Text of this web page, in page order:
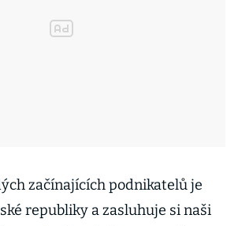
začínajících podnikatelů je
republiky a zasluhuje si naši